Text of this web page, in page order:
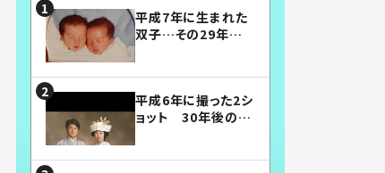
平成7年に生まれた
双子…その29年後
平成6年に撮った2シ
ョット 30年後の姿